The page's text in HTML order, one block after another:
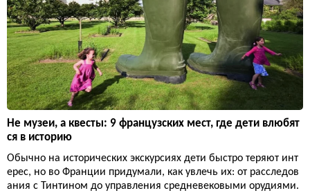
Не музеи, а квесты: 9 французских мест, где дети влюбят
ся в историю
Обычно на исторических экскурсиях дети быстро теряют инт
ерес, но во Франции придумали, как увлечь их: от расследов
ания с Тинтином до управления средневековыми орудиями.